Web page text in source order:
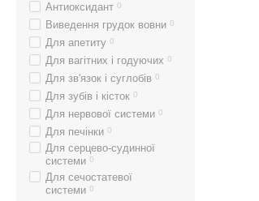
Антиоксидант 0
Виведення грудок вовни 0
Для апетиту 0
Для вагітних і годуючих 0
Для зв'язок і суглобів 0
Для зубів і кісток 0
Для нервової системи 0
Для печінки 0
Для серцево-судинної
системи 0
Для сечостатевої
системи 0